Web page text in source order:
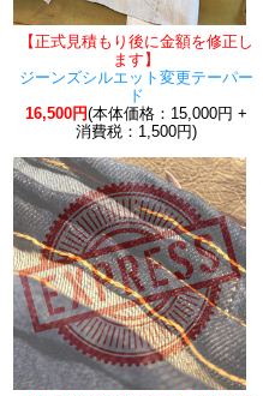
【正式見積もり後に金額を修正し
ます】
ジーンズシルエット変更テーパー
ド
16,500円(本体価格：15,000円 +
消費税：1,500円)